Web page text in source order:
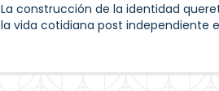
La construcción de la identidad
la vida cotidiana post independiente